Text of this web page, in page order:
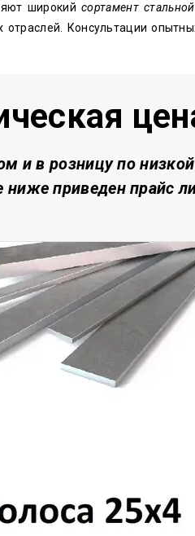
широкийсортамент
отраслей. Консультации
и в розницу по
ниже приведен прайс